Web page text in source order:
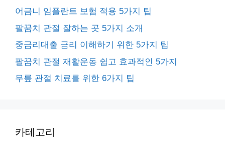
어금니 임플란트 보험 적용 5가지 팁
팔꿈치 관절 잘하는 곳 5가지 소개
중금리대출 금리 이해하기 위한 5가지 팁
팔꿈치 관절 재활운동 쉽고 효과적인 5가지
무릎 관절 치료를 위한 6가지 팁
카테고리